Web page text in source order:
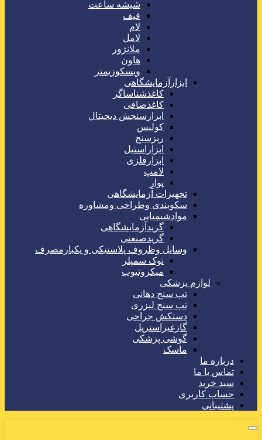
شیشه ساعت
قیف
لام
لامل
ملانژور
هاون
ویسکوزیمتر
ابزارآزمایشگاهی
کاغذشناساگر
کاغذصافی
ابزارسنجش دیجیتال
کولیس
ریزسنج
ابزاراستیل
ابزارفلزی
لامپ
پوار
تجهیزات آزمایشگاهی
سکوبندی وطراحی ومشاوره
موادشیمیایی
گریدآزمایشگاهی
گریدصنعتی
وسایل وظروف پلاستیکی و یکبارمصرف
نوک سمپلر
میکروتیوب
لوازم پزشکی
تب سنج دهانی
تب سنج لیزری
دستکش جراحی
گازغیراستریل
گوشی پزشکی
ماسک
درباره ما
تماس با ما
سبد خرید
حساب کاربری
پشتیبانی